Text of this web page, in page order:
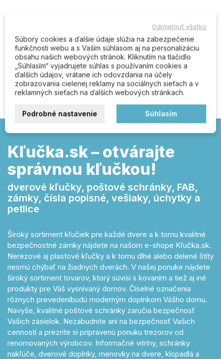
Buďte prvý kto napíše recenziu
Kľučka.sk – otvárajte
správnou kľučkou!
dverové kľučky, poštové schránky, FAB,
zámky, čísla popisné, vešiaky, úchytky a
petlice
Široký sortiment kľučiek pre každé dvere a k tomu kvalitné
bezpečnostné zámky nájdete na našom e-shope Kľučka.sk.
Nerezové aj plastové kľučky a k tomu dlhé alebo delené štíty
nesmú chýbať na žiadnych dverách. V našej ponuke nájdete
široký sortiment tovarov, ktorý súvisí s kovaním a tiež aj iné
produkty pre Váš vysnívaný domov. Číselné označenia
rôznych prevedeníbudú moderným doplnkom Vášho domu.
Navyše, kvalitné poštové schránky zaručia bezpečnosť
Vašich zásielok. Nezabudnite ani na bezpečnosť Vašich
cenností a prezrite si pripravenú ponuku trezorov od
renomovaných výrobcov. Informačné vitríny, schránky
nakľúče, dverové doplnky, menovky na dvere, klopadlá a
Odmietnuť všetko
Súbory cookies a ďalšie údaje slúžia na zabezpečenie
funkčnosti webu a s Vaším súhlasom aj na personalizáciu
obsahu našich webových stránok. Kliknutím na tlačidlo
„Súhlasím“ vyjadrujete súhlas s používaním cookies a
ďalších údajov, vrátane ich odovzdania na účely
zobrazovania cielenej reklamy na sociálnych sieťach a v
reklamných sieťach na ďalších webových stránkach.
Podrobné nastavenie Súhlasím